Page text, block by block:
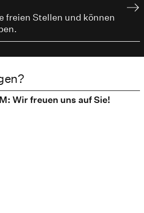
freien Stellen und können
Wir freuen uns auf Sie!